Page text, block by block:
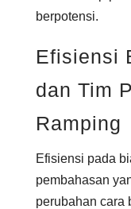
berpotensi.
Efisiensi
dan Tim
Ramping
Efisiensi pada
pembahasan
perubahan cara